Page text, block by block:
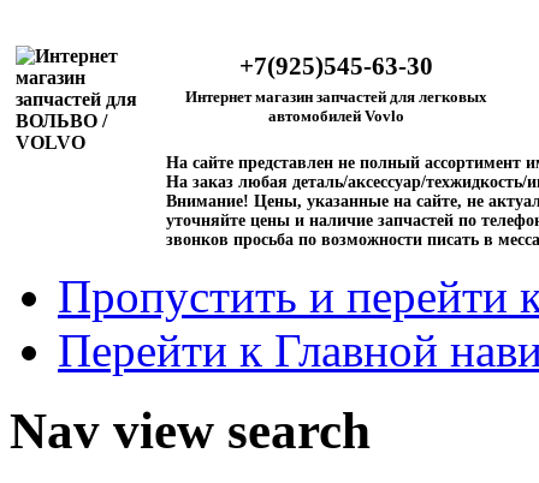
+7(925)545-63-30
Интернет магазин запчастей для легковых
автомобилей Vovlo
На сайте представлен не полный ассортимент
На заказ любая деталь/аксессуар/техжидкость/
Внимание! Цены, указанные на сайте, не
уточняйте цены и наличие запчастей по
звонков просьба по возможности писать в
Пропустить и перейти
Перейти к Главной
Nav view search